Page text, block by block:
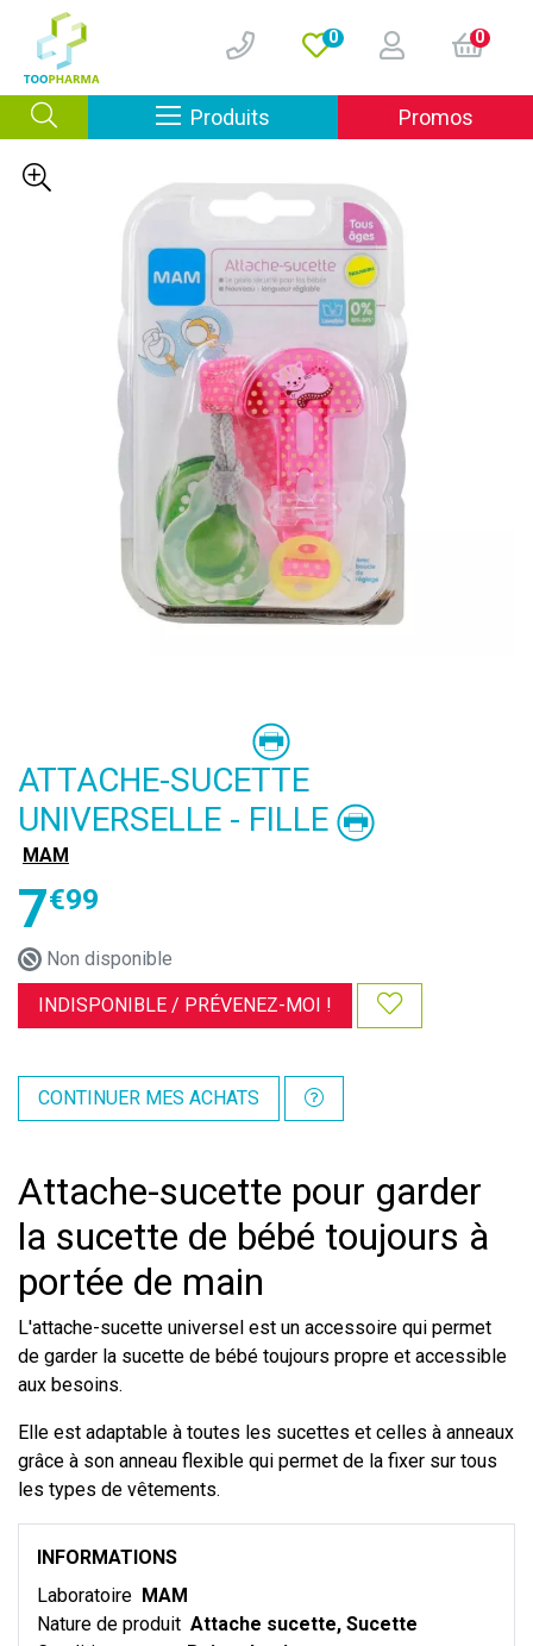
0 0
Produits Afficher la navigation
Promos
ATTACHE-SUCETTE
UNIVERSELLE - FILLE
MAM
7€99
Non disponible
INDISPONIBLE / PRÉVENEZ-MOI !
CONTINUER MES ACHATS
Attache-sucette pour garder
la sucette de bébé toujours à
portée de main
L'attache-sucette universel est un accessoire qui permet
de garder la sucette de bébé toujours propre et accessible
aux besoins.
Elle est adaptable à toutes les sucettes et celles à anneaux
grâce à son anneau flexible qui permet de la fixer sur tous
les types de vêtements.
INFORMATIONS
Laboratoire MAM
Nature de produit Attache sucette, Sucette